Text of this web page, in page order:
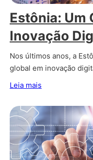
Estônia: Um
Inovação
Nos últimos anos, a
global em inovação
Leia mais